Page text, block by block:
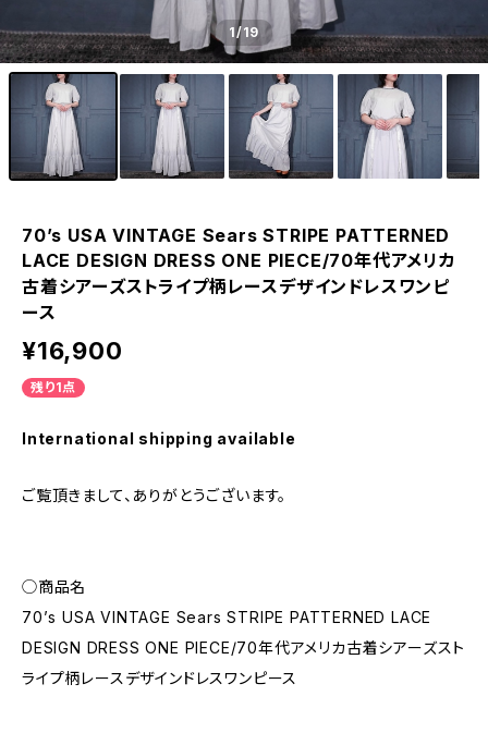
1/19
70’s USA VINTAGE Sears STRIPE PATTERNED
LACE DESIGN DRESS ONE PIECE/70年代アメリカ
古着シアーズストライプ柄レースデザインドレスワンピ
ース
¥16,900
残り1点
International shipping available
ご覧頂きまして、ありがとうございます。
◯商品名
70’s USA VINTAGE Sears STRIPE PATTERNED LACE
DESIGN DRESS ONE PIECE/70年代アメリカ古着シアーズスト
ライプ柄レースデザインドレスワンピース